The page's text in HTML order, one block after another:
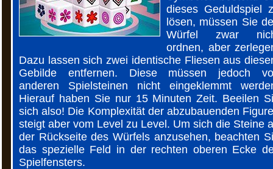
dieses Geduldspiel
lösen, müssen Sie
Würfel zwar
ordnen, aber
Dazu lassen sich zwei identische Fliesen aus
Gebilde entfernen. Diese müssen jedoch
anderen Spielsteinen nicht eingeklemmt
Hierauf haben Sie nur 15 Minuten Zeit. Beeilen
sich also! Die Komplexität der abzubauenden
steigt aber vom Level zu Level. Um sich die Steine
der Rückseite des Würfels anzusehen, beachten
das spezielle Feld in der rechten oberen Ecke
Spielfensters.